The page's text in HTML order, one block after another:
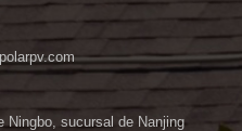
Ningbo, sucursal de Nanjing